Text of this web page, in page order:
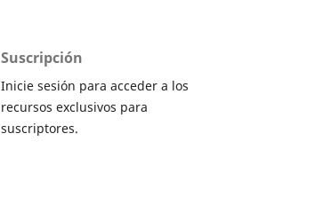
Suscripción
Inicie sesión para acceder a los
recursos exclusivos para
suscriptores.